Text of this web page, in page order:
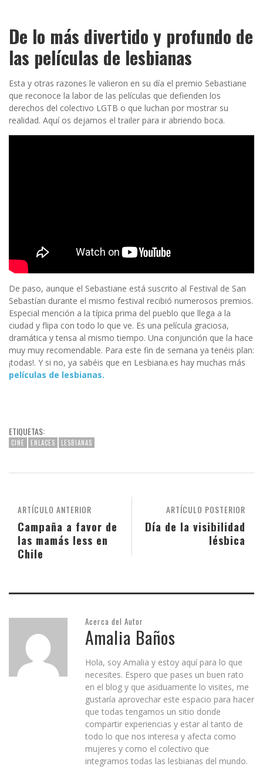
De lo más divertido y profundo de
las películas de lesbianas
Esta y otras razones le valieron en su día el premio Sebastiane
que reconoce la labor de las películas que defienden los
derechos del colectivo LGTB o que luchan por mostrar su
realidad. Aquí os dejamos el trailer para ir abriendo boca.
De paso, aunque el Sebastiane está suscrito al Festival de San
Sebastían durante el mismo festival recibió numerosos premios.
Especial mención a la típica prima del pueblo que llega a la
ciudad y flipa con todo lo que ve. Es una película graciosa,
dramática y tensa al mismo tiempo. Una conjunción que la hace
muy muy recomendable. Para este fin de semana ya tenéis plan:
¡todas!. Y si no, ya sabéis que en Lesbiana.es hay muchas más
películas de lesbianas.
ETIQUETAS:
CINE ENLACES LESBIANAS
ARTÍCULO POSTERIOR
Día de la visibilidad
lésbica
ARTÍCULO ANTERIOR
Campaña a favor de
las mamás less en
Chile
Acerca del Autor
Amalia Baños
Hola, soy Amalia y estoy aquí para lo que
necesites. Espero que pases un buen rato
en el blog y que asiduamente lo visites, me
gustaría aprovechar este espacio para hacer
que todas tengamos un sitio donde
compartir experiencias y estar al tanto de
todo lo que nos interesa y afecta como
mujeres y como el colectivo que
integramos todas las lesbianas del mundo.